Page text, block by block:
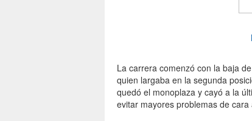
La carrera comenzó con la baja
quien largaba en la segunda
quedó el monoplaza y cayó a la
evitar mayores problemas de